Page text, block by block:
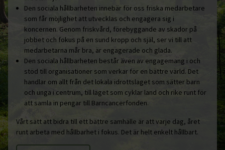
Den sociala hållbarheten innebär för oss friska medarbetare
som får möjlighet att utvecklas och engagera sig i
koncernen. Genom friskvård, förebyggande av skador på
jobbet och fokus på en sund kropp och själ, ser vi till att
medarbetarna mår bra, är engagerade och glada.
Den sociala hållbarheten består även av engagemang i och
stöd till organisationer som verkar för en bättre värld. Det
handlar om allt från det lokala idrottslaget som sätter barn
och unga i centrum, till laget som cyklar land och rike runt för
att samla in pengar till Barncancerfonden.
Vårt sätt att bidra till ett bättre samhälle är att varje dag, året
runt arbeta med hållbarhet i fokus. Det är helt enkelt hållbart.